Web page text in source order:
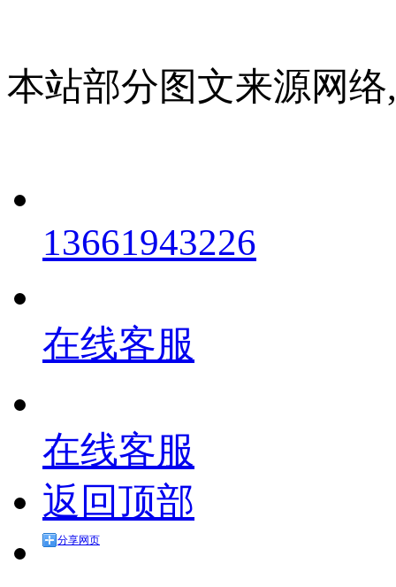
本站部分图文来源网
13661943226
在线客服
在线客服
返回顶部
分享网页